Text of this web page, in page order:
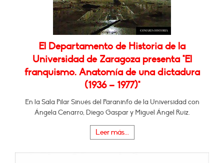
El Departamento de Historia de la
Universidad de Zaragoza presenta "El
franquismo. Anatomía de una dictadura
(1936 – 1977)"
En la Sala Pilar Sinués del Paraninfo de la Universidad con
Ángela Cenarro, Diego Gaspar y Miguel Ángel Ruiz.
Leer más...